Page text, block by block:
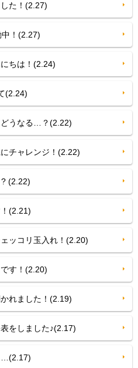
た！(2.27)
！(2.27)
ちは！(2.24)
(2.24)
うなる…？(2.22)
チャレンジ！(2.22)
(2.22)
(2.21)
ッコリ玉入れ！(2.20)
す！(2.20)
れました！(2.19)
をしました♪(2.17)